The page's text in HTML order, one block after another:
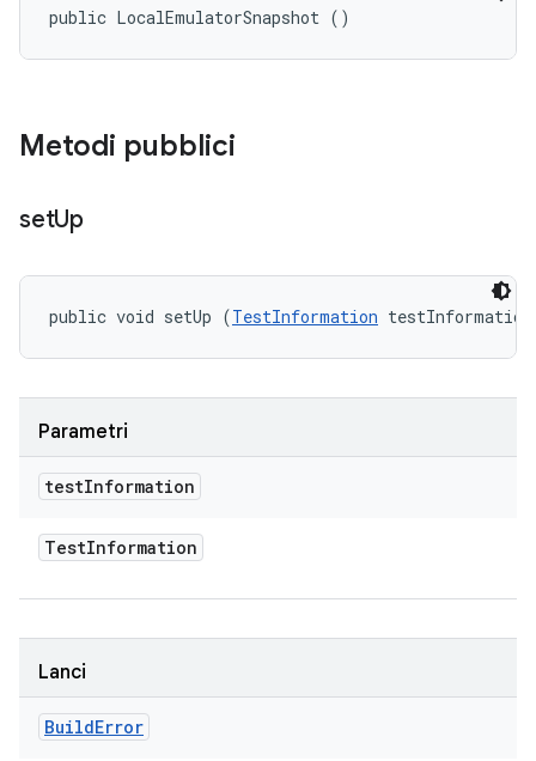
public LocalEmulatorSnapshot ()
Metodi pubblici
setUp
public void setUp (TestInformation
Parametri
testInformation
TestInformation
Lanci
BuildError